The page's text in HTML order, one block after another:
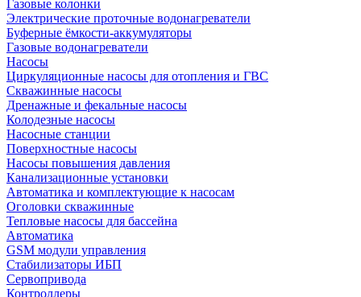
Газовые колонки
Электрические проточные водонагреватели
Буферные ёмкости-аккумуляторы
Газовые водонагреватели
Насосы
Циркуляционные насосы для отопления и ГВС
Скважинные насосы
Дренажные и фекальные насосы
Колодезные насосы
Насосные станции
Поверхностные насосы
Насосы повышения давления
Канализационные установки
Автоматика и комплектующие к насосам
Оголовки скважинные
Тепловые насосы для бассейна
Автоматика
GSM модули управления
Стабилизаторы ИБП
Сервопривода
Контроллеры